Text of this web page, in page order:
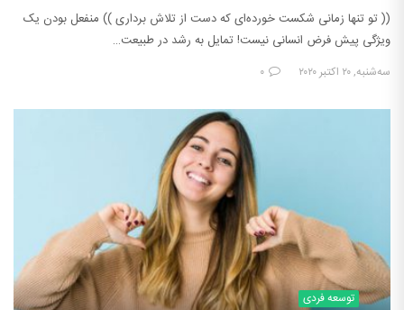
(( تو تنها زمانی شکست خورده‌ای که دست از تلاش برداری )) منفعل بودن یک
ویژگی پیش فرض انسانی نیست! تمایل به رشد در طبیعت…
سه‌شنبه, ۲۰ اکتبر ۲۰۲۰ ۰
توسعه فردی